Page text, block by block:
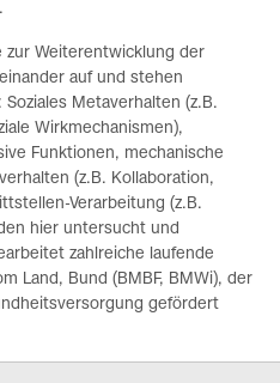
zur Weiterentwicklung der
auf und stehen
Metaverhalten (z.B.
Wirkmechanismen),
Funktionen, mechanische
(z.B. Kollaboration,
Verarbeitung (z.B.
hier untersucht und
zahlreiche laufende
Land, Bund (BMBF, BMWi), der
gefördert